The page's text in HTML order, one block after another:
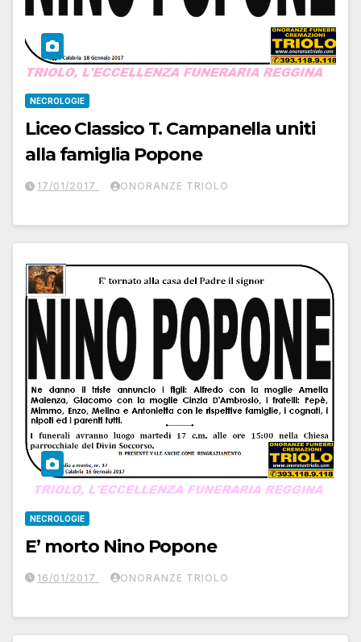
NECROLOGIE
Liceo Classico T. Campanella uniti
alla famiglia Popone
17/01/2017 ONORANZE TRIOLO
NECROLOGIE
E’ morto Nino Popone
16/01/2017 ONORANZE TRIOLO